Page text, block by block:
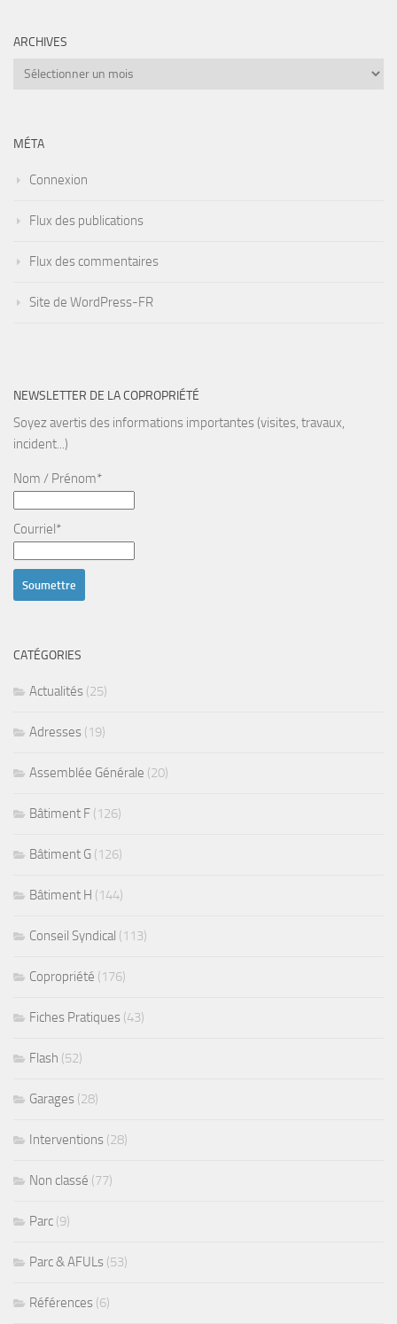
ARCHIVES
Archives
MÉTA
Connexion
Flux des publications
Flux des commentaires
Site de WordPress-FR
NEWSLETTER DE LA COPROPRIÉTÉ
Soyez avertis des informations importantes (visites, travaux,
incident...)
Nom / Prénom*
Courriel*
CATÉGORIES
Actualités (25)
Adresses (19)
Assemblée Générale (20)
Bâtiment F (126)
Bâtiment G (126)
Bâtiment H (144)
Conseil Syndical (113)
Copropriété (176)
Fiches Pratiques (43)
Flash (52)
Garages (28)
Interventions (28)
Non classé (77)
Parc (9)
Parc & AFULs (53)
Références (6)